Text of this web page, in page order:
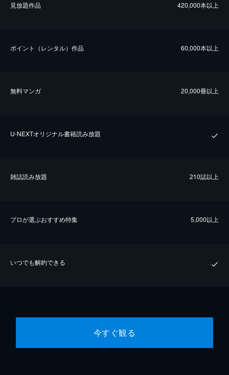
⾒放題作品 420,000本以上
ポイント（レンタル）作品 60,000本以上
無料マンガ 20,000冊以上
U-NEXTオリジナル書籍読み放題
雑誌読み放題 210誌以上
プロが選ぶおすすめ特集 5,000以上
いつでも解約できる
今すぐ観る